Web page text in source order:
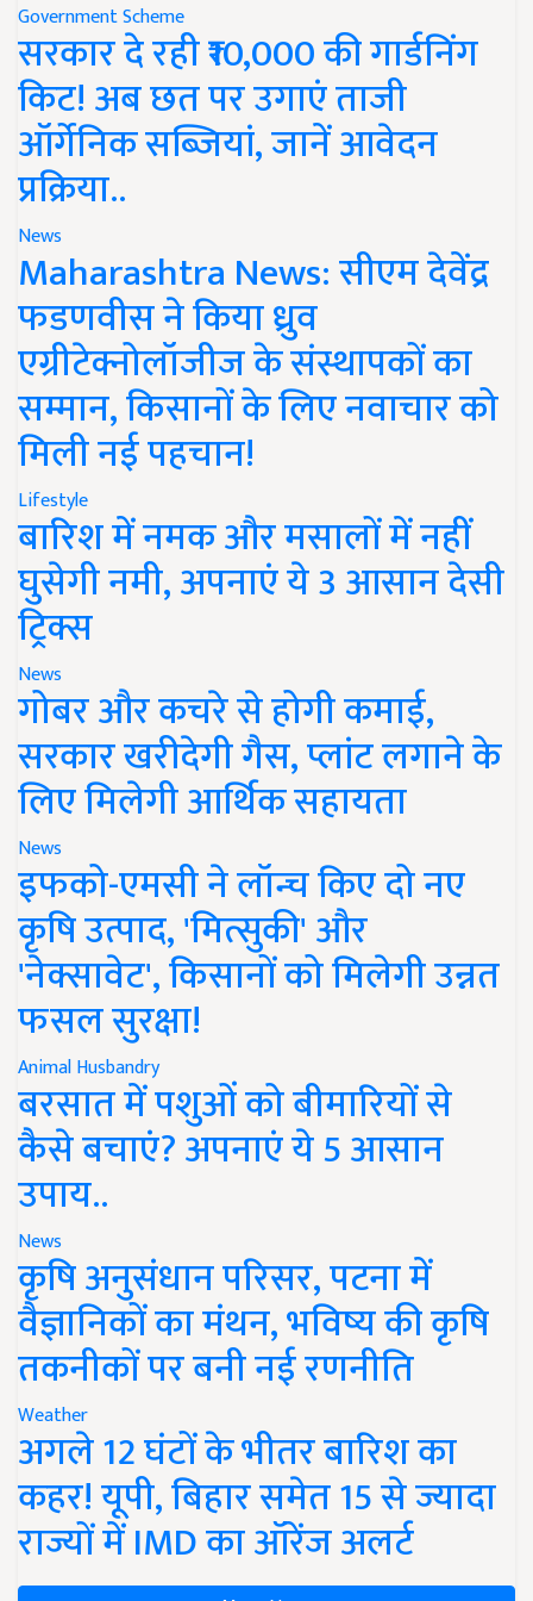
Government Scheme
सरकार दे रही ₹10,000 की गार्डनिंग
किट! अब छत पर उगाएं ताजी
ऑर्गेनिक सब्जियां, जानें आवेदन
प्रक्रिया..
News
Maharashtra News: सीएम देवेंद्र
फडणवीस ने किया ध्रुव
एग्रीटेक्नोलॉजीज के संस्थापकों का
सम्मान, किसानों के लिए नवाचार को
मिली नई पहचान!
Lifestyle
बारिश में नमक और मसालों में नहीं
घुसेगी नमी, अपनाएं ये 3 आसान देसी
ट्रिक्स
News
गोबर और कचरे से होगी कमाई,
सरकार खरीदेगी गैस, प्लांट लगाने के
लिए मिलेगी आर्थिक सहायता
News
इफको-एमसी ने लॉन्च किए दो नए
कृषि उत्पाद, 'मित्सुकी' और
'नेक्सावेट', किसानों को मिलेगी उन्नत
फसल सुरक्षा!
Animal Husbandry
बरसात में पशुओं को बीमारियों से
कैसे बचाएं? अपनाएं ये 5 आसान
उपाय..
News
कृषि अनुसंधान परिसर, पटना में
वैज्ञानिकों का मंथन, भविष्य की कृषि
तकनीकों पर बनी नई रणनीति
Weather
अगले 12 घंटों के भीतर बारिश का
कहर! यूपी, बिहार समेत 15 से ज्यादा
राज्यों में IMD का ऑरेंज अलर्ट